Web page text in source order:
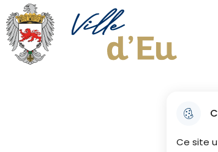
Ce site
Aller au menu Aller à la recherche